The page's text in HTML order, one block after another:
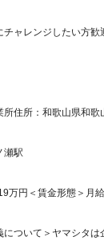
チャレンジしたい方
所住所：和歌山県和
瀬駅
万円＜賃金形態＞月
について＞ヤマシタ